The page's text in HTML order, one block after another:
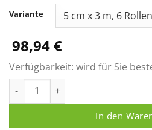
bis
Variante
98,94€
Verfügbarkeit: wird für Sie
In den